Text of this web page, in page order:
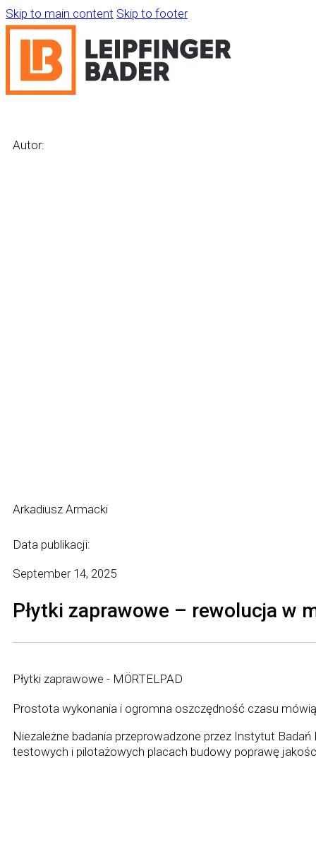
Skip to main content Skip to footer
Autor:
Arkadiusz Armacki
Data publikacji:
September 14, 2025
Płytki zaprawowe – rewolucja w
Płytki zaprawowe - MÖRTELPAD
Prostota wykonania i ogromna oszczędność czasu
Niezależne badania przeprowadzone przez Instytut
testowych i pilotażowych placach budowy poprawę